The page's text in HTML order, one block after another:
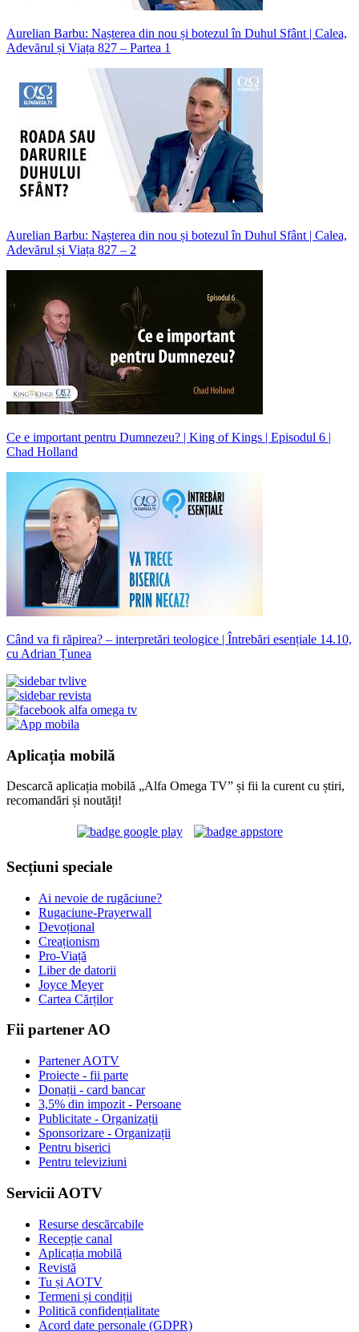
Aurelian Barbu: Nașterea din nou și botezul în Duhul Sfânt | Calea,
Adevărul și Viața 827 – Partea 1
Aurelian Barbu: Nașterea din nou și botezul în Duhul Sfânt | Calea,
Adevărul și Viața 827 – 2
Ce e important pentru Dumnezeu? | King of Kings | Episodul 6 |
Chad Holland
Când va fi răpirea? – interpretări teologice | Întrebări esențiale 14.10,
cu Adrian Țunea
Aplicația mobilă
Descarcă aplicația mobilă „Alfa Omega TV” și fii la curent cu știri,
recomandări și noutăți!
Secțiuni speciale
Ai nevoie de rugăciune?
Rugaciune-Prayerwall
Devoțional
Creaționism
Pro-Viață
Liber de datorii
Joyce Meyer
Cartea Cărților
Fii partener AO
Partener AOTV
Proiecte - fii parte
Donații - card bancar
3,5% din impozit - Persoane
Publicitate - Organizații
Sponsorizare - Organizații
Pentru biserici
Pentru televiziuni
Servicii AOTV
Resurse descărcabile
Recepție canal
Aplicația mobilă
Revistă
Tu și AOTV
Termeni și condiții
Politică confidențialitate
Acord date personale (GDPR)